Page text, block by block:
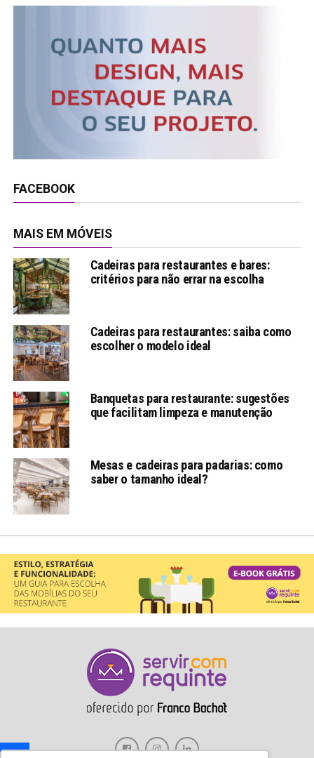
FACEBOOK
MAIS EM MÓVEIS
Cadeiras para restaurantes e bares:
critérios para não errar na escolha
Cadeiras para restaurantes: saiba como
escolher o modelo ideal
Banquetas para restaurante: sugestões
que facilitam limpeza e manutenção
Mesas e cadeiras para padarias: como
saber o tamanho ideal?